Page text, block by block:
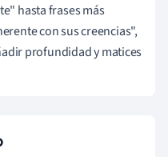
hasta frases más
con sus creencias",
profundidad y matices